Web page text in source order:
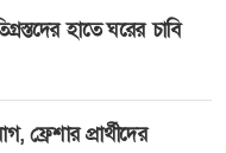
হাতে ঘরের চাবি
ফ্রেশার প্রার্থীদের